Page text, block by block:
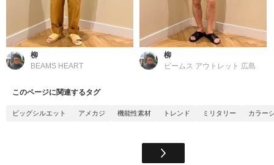
柳
BEAMS HEART
柳
ビームス アウトレット 広島
このページに関連するタグ
ビッグシルエット アメカジ 機能性素材 トレンド ミリタリー カラー